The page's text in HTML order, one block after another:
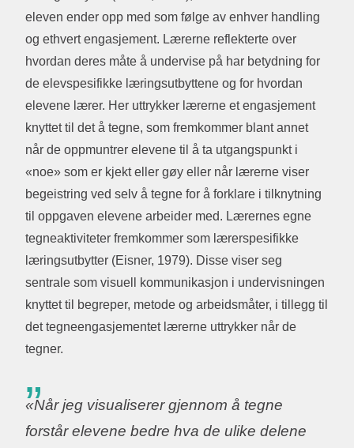
eleven ender opp med som følge av enhver handling
og ethvert engasjement. Lærerne reflekterte over
hvordan deres måte å undervise på har betydning for
de elevspesifikke læringsutbyttene og for hvordan
elevene lærer. Her uttrykker lærerne et engasjement
knyttet til det å tegne, som fremkommer blant annet
når de oppmuntrer elevene til å ta utgangspunkt i
«noe» som er kjekt eller gøy eller når lærerne viser
begeistring ved selv å tegne for å forklare i tilknytning
til oppgaven elevene arbeider med. Lærernes egne
tegneaktiviteter fremkommer som lærerspesifikke
læringsutbytter (Eisner, 1979). Disse viser seg
sentrale som visuell kommunikasjon i undervisningen
knyttet til begreper, metode og arbeidsmåter, i tillegg til
det tegneengasjementet lærerne uttrykker når de
tegner.
«Når jeg visualiserer gjennom å tegne
forstår elevene bedre hva de ulike delene